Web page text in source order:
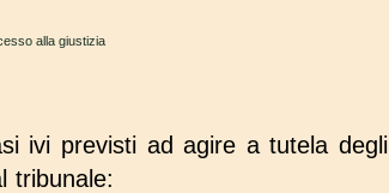
alla giustizia
ivi previsti ad agire a tutela degli
tribunale: